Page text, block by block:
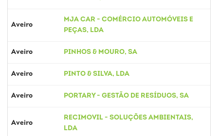
Aveiro
MJA CAR - COMÉRCIO AUTOMÓVEIS E
PEÇAS, LDA
Aveiro PINHOS & MOURO, SA
Aveiro PINTO & SILVA, LDA
Aveiro PORTARY - GESTÃO DE RESÍDUOS, SA
Aveiro
RECIMOVIL - SOLUÇÕES AMBIENTAIS,
LDA